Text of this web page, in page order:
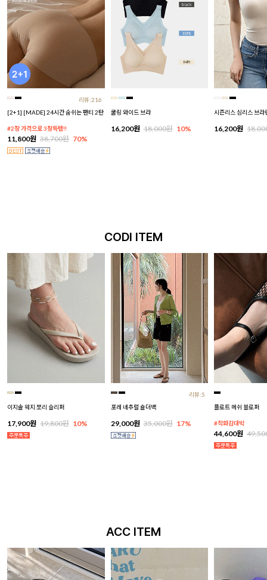
리뷰:216
[2+1] [MADE] 24시간 숨쉬는 팬티 2탄
#2장 가격으로 3장득템!!
11,800원 38,700원 70%
쿨링 와이드 브라
16,200원 18,000원 10%
시즌리스 심리스 브라
16,200원
CODI ITEM
이지솔 웨지 쪼리 슬리퍼
17,900원 19,800원 10%
리뷰:5
포레 네추럴 숄더백
29,000원 35,000원 17%
플로트 메쉬 블로퍼
#착화감대박
44,600원
ACC ITEM